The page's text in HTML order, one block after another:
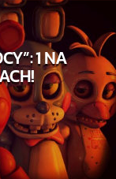
1 NA